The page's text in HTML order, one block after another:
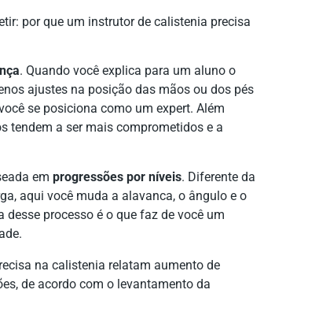
por que um instrutor de calistenia precisa
. Quando você explica para um aluno o
ajustes na posição das mãos ou dos pés
se posiciona como um expert. Além
tendem a ser mais comprometidos e a
em progressões por níveis. Diferente da
aqui você muda a alavanca, o ângulo e o
processo é o que faz de você um
na calistenia relatam aumento de
de acordo com o levantamento da